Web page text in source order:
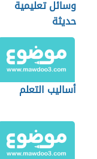
وسائل تعليمية
حديثة
أساليب التعلم